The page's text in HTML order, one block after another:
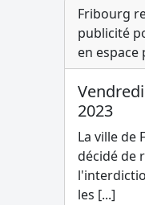
Fribourg
publicité
en espace
2023
La ville de
décidé de
les [...]